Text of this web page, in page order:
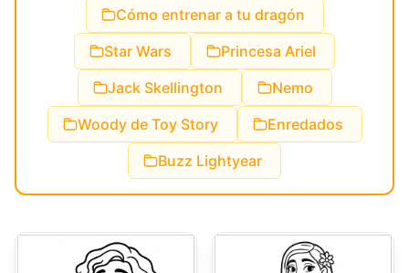
Cómo entrenar a tu dragón
Star Wars
Princesa Ariel
Jack Skellington
Nemo
Woody de Toy Story
Enredados
Buzz Lightyear